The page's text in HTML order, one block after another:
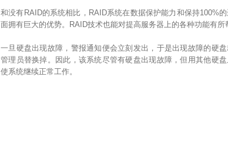
和没有RAID的系统相比，RAID系统在数据保护能力和保持100%
面拥有巨大的优势。RAID技术也能对提高服务器上的各种功能有所
一旦硬盘出现故障，警报通知便会立刻发出，于是出现故障的硬
管理员替换掉。因此，该系统尽管有硬盘出现故障，但用其他硬
使系统继续正常工作。